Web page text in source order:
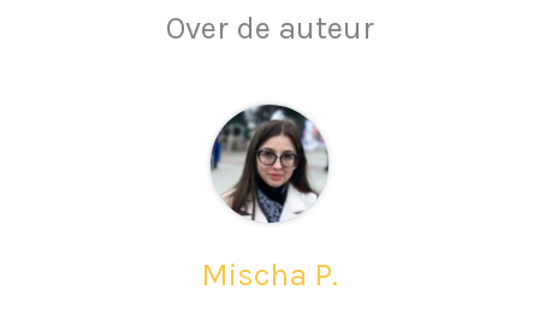
Over de auteur
Mischa P.